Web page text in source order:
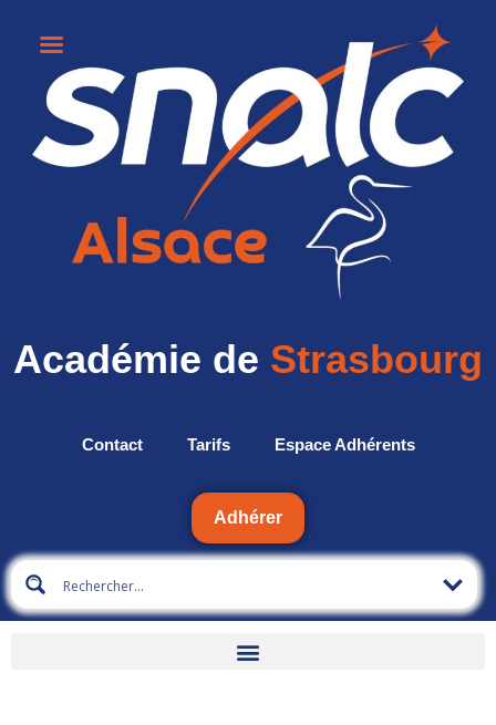
Académie de Strasbourg
Contact Tarifs Espace Adhérents
Adhérer